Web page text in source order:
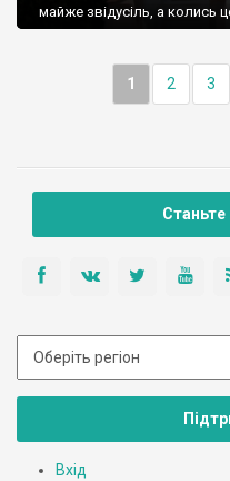
майже звідусіль, а колись
1 2 3
Вхід